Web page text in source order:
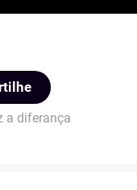
a diferança